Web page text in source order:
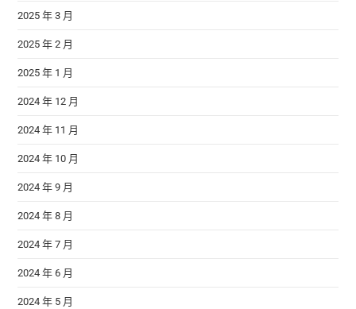
2025 年 3 月
2025 年 2 月
2025 年 1 月
2024 年 12 月
2024 年 11 月
2024 年 10 月
2024 年 9 月
2024 年 8 月
2024 年 7 月
2024 年 6 月
2024 年 5 月